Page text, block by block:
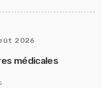
2026
médicales